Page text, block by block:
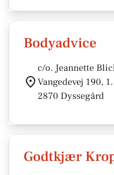
Bodyadvice
c/o. Jeannette
Vangedevej 190, 1.
2870 Dyssegård
Godtkjær